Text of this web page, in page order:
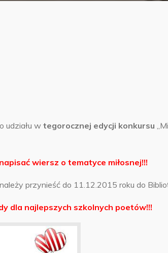
udziału w tegorocznej edycji konkursu
wiersz o tematyce miłosnej!!!
przynieść do 11.12.2015 roku do
dla najlepszych szkolnych poetów!!!